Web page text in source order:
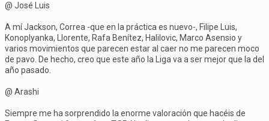
@ José Luis
A mí Jackson, Correa -que en la práctica es nuevo-, Filipe Luis,
Konoplyanka, Llorente, Rafa Benítez, Halilovic, Marco Asensio y
varios movimientos que parecen estar al caer no me parecen moco
de pavo. De hecho, creo que este año la Liga va a ser mejor que la del
año pasado.
@ Arashi
Siempre me ha sorprendido la enorme valoración que hacéis de